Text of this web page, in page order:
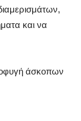
και να
άσκοπων